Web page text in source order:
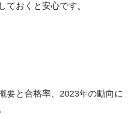
ておくと安心です。
要と合格率、2023年の動向に